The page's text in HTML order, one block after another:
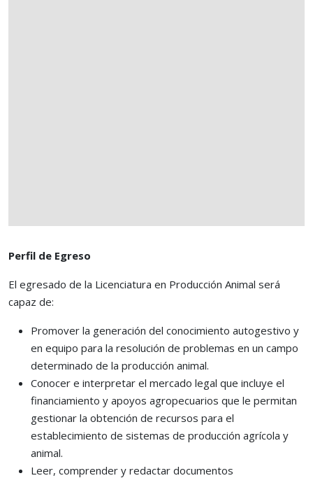
Perfil de Egreso
El egresado de la Licenciatura en Producción Animal será
capaz de:
Promover la generación del conocimiento autogestivo y
en equipo para la resolución de problemas en un campo
determinado de la producción animal.
Conocer e interpretar el mercado legal que incluye el
financiamiento y apoyos agropecuarios que le permitan
gestionar la obtención de recursos para el
establecimiento de sistemas de producción agrícola y
animal.
Leer, comprender y redactar documentos